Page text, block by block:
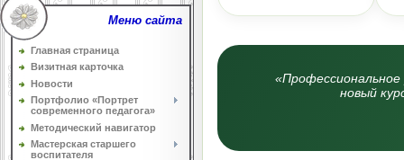
Меню сайта
Главная страница
Визитная карточка
Новости
Портфолио «Портрет
современного педагога»
Методический навигатор
Мастерская старшего
воспитателя
новый